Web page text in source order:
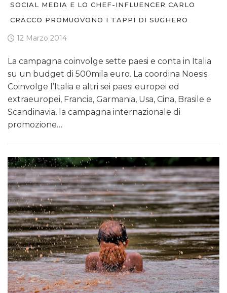
SOCIAL MEDIA E LO CHEF-INFLUENCER CARLO
CRACCO PROMUOVONO I TAPPI DI SUGHERO
12 Marzo 2014
La campagna coinvolge sette paesi e conta in Italia
su un budget di 500mila euro. La coordina Noesis
Coinvolge l’Italia e altri sei paesi europei ed
extraeuropei, Francia, Garmania, Usa, Cina, Brasile e
Scandinavia, la campagna internazionale di
promozione…